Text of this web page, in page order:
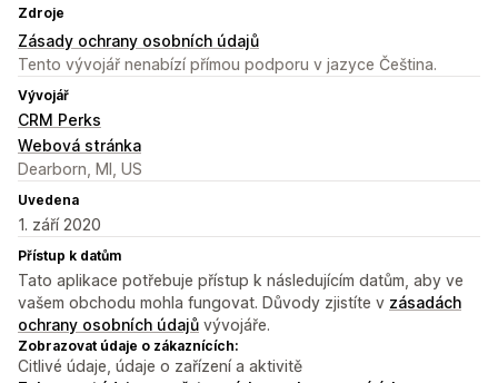
Zdroje
Zásady ochrany osobních údajů
Tento vývojář nenabízí přímou podporu v jazyce Čeština.
Vývojář
CRM Perks
Webová stránka
Dearborn, MI, US
Uvedena
1. září 2020
Přístup k datům
Tato aplikace potřebuje přístup k následujícím datům, aby ve
vašem obchodu mohla fungovat. Důvody zjistíte v zásadách
ochrany osobních údajů vývojáře.
Zobrazovat údaje o zákaznících:
Citlivé údaje, údaje o zařízení a aktivitě